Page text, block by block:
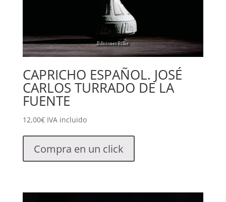
CAPRICHO ESPAÑOL. JOSÉ
CARLOS TURRADO DE LA
FUENTE
12,00€ IVA incluido
Compra en un click